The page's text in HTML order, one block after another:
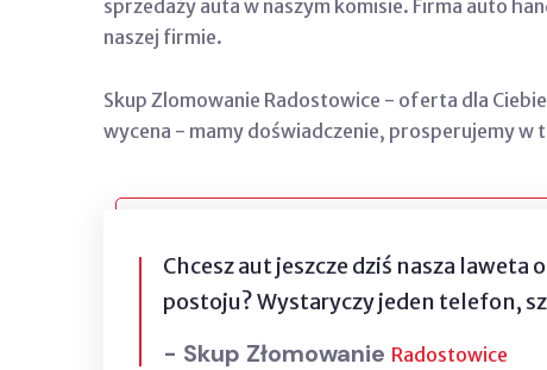
sprzedaży auta w naszym komisie. Firma auto
naszej firmie.
Skup Zlomowanie Radostowice - oferta dla
wycena - mamy doświadczenie, prosperujemy w
Chcesz aut jeszcze dziś nasza laweta
postoju? Wystaryczy jeden telefon,
- Skup Złomowanie Radostowice